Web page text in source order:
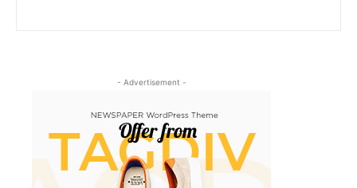
- Advertisement -